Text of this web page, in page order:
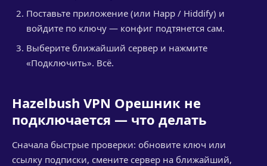
Поставьте приложение (или Happ / Hiddify) и
войдите по ключу — конфиг подтянется сам.
Выберите ближайший сервер и нажмите
«Подключить». Всё.
Hazelbush VPN Орешник не
подключается — что делать
Сначала быстрые проверки: обновите ключ или
ссылку подписки, смените сервер на ближайший,